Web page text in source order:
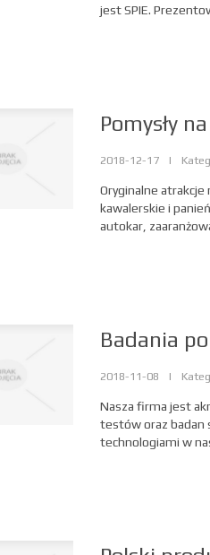
jest SPIE.
Pomysły
2018-12-17 |
Oryginalne
kawalerskie i
autokar,
Badania
2018-11-08 |
Nasza firma jest
testów oraz badan
technologiami w